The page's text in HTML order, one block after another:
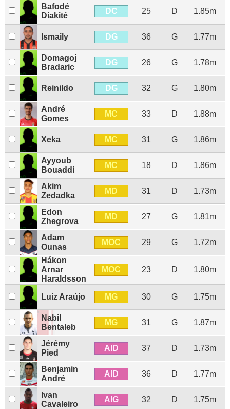
Bafodé
Diakité
DC 25 D 1.85m
Ismaily DG 36 G 1.77m
Domagoj
Bradaric
DG 26 G 1.78m
Reinildo DG 32 G 1.80m
André
Gomes
MC 33 D 1.88m
Xeka MC 31 G 1.86m
Ayyoub
Bouaddi
MC 18 D 1.86m
Akim
Zedadka
MD 31 D 1.73m
Edon
Zhegrova
MD 27 G 1.81m
Adam
Ounas
MOC 29 G 1.72m
Hákon
Arnar
Haraldsson
MOC 23 D 1.80m
Luiz Araújo MG 30 G 1.75m
Nabil
Bentaleb
MG 31 G 1.87m
Jérémy
Pied
AID 37 D 1.73m
Benjamin
André
AID 36 D 1.77m
Ivan
Cavaleiro
AIG 32 D 1.75m